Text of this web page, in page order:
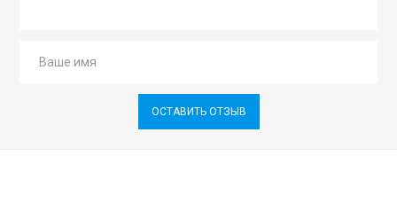
ОСТАВИТЬ ОТЗЫВ